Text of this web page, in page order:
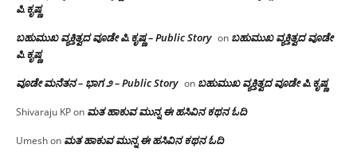
ಪಿ.ಕೃಷ್ಣ
ಬಹುಮುಖ ವ್ಯಕ್ತಿತ್ವದ ವೂಡೇ ಪಿ.ಕೃಷ್ಣ – Public Story on ಬಹುಮುಖ ವ್ಯಕ್ತಿತ್ವದ ವೂಡೇ
ಪಿ.ಕೃಷ್ಣ
ವೂಡೇ ಮನೆತನ – ಭಾಗ ೨ – Public Story on ಬಹುಮುಖ ವ್ಯಕ್ತಿತ್ವದ ವೂಡೇ ಪಿ.ಕೃಷ್ಣ
Shivaraju KPon ಮತ ಹಾಕುವ ಮುನ್ನ ಈ ಹಸಿವಿನ ಕಥನ ಓದಿ
Umeshon ಮತ ಹಾಕುವ ಮುನ್ನ ಈ ಹಸಿವಿನ ಕಥನ ಓದಿ